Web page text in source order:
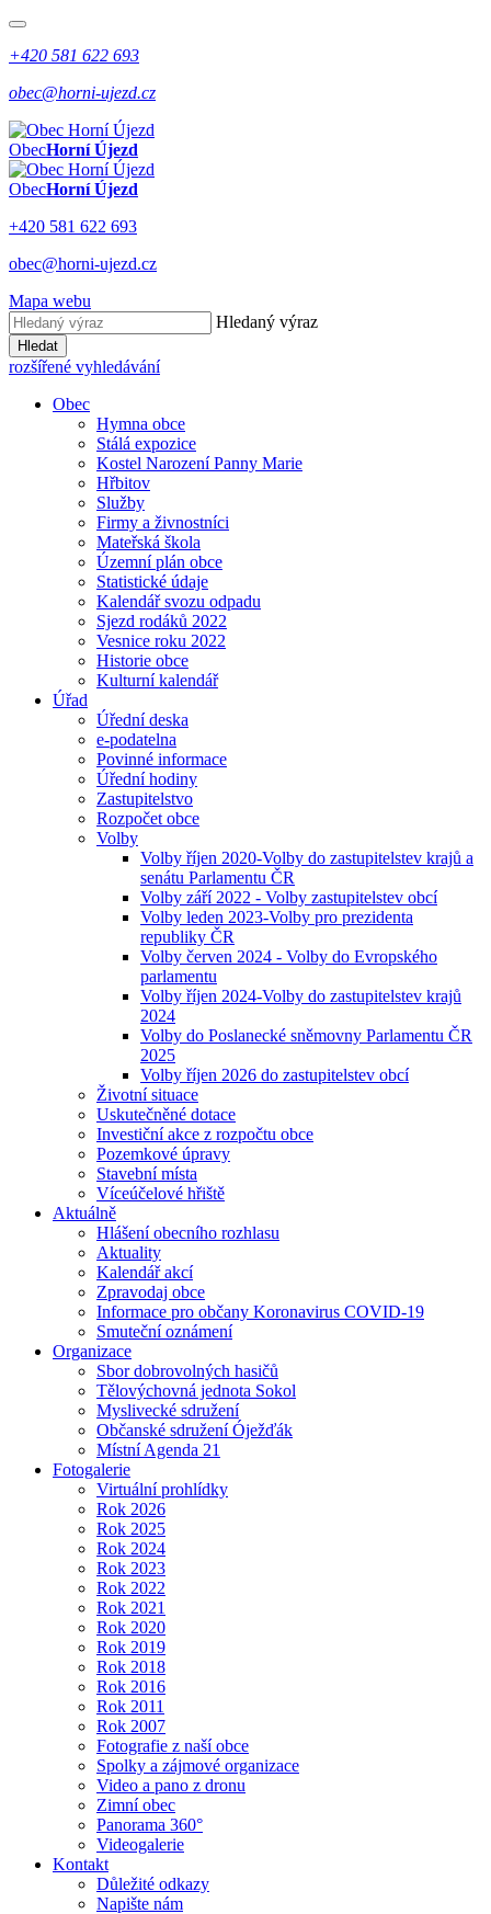
+420 581 622 693
obec@horni-ujezd.cz
ObecHorní Újezd
ObecHorní Újezd
+420 581 622 693
obec@horni-ujezd.cz
Mapa webu
Hledaný výraz
Hledat
rozšířené vyhledávání
Obec
Hymna obce
Stálá expozice
Kostel Narození Panny Marie
Hřbitov
Služby
Firmy a živnostníci
Mateřská škola
Územní plán obce
Statistické údaje
Kalendář svozu odpadu
Sjezd rodáků 2022
Vesnice roku 2022
Historie obce
Kulturní kalendář
Úřad
Úřední deska
e-podatelna
Povinné informace
Úřední hodiny
Zastupitelstvo
Rozpočet obce
Volby
Volby říjen 2020-Volby do zastupitelstev krajů a
senátu Parlamentu ČR
Volby září 2022 - Volby zastupitelstev obcí
Volby leden 2023-Volby pro prezidenta
republiky ČR
Volby červen 2024 - Volby do Evropského
parlamentu
Volby říjen 2024-Volby do zastupitelstev krajů
2024
Volby do Poslanecké sněmovny Parlamentu ČR
2025
Volby říjen 2026 do zastupitelstev obcí
Životní situace
Uskutečněné dotace
Investiční akce z rozpočtu obce
Pozemkové úpravy
Stavební místa
Víceúčelové hřiště
Aktuálně
Hlášení obecního rozhlasu
Aktuality
Kalendář akcí
Zpravodaj obce
Informace pro občany Koronavirus COVID-19
Smuteční oznámení
Organizace
Sbor dobrovolných hasičů
Tělovýchovná jednota Sokol
Myslivecké sdružení
Občanské sdružení Óježďák
Místní Agenda 21
Fotogalerie
Virtuální prohlídky
Rok 2026
Rok 2025
Rok 2024
Rok 2023
Rok 2022
Rok 2021
Rok 2020
Rok 2019
Rok 2018
Rok 2016
Rok 2011
Rok 2007
Fotografie z naší obce
Spolky a zájmové organizace
Video a pano z dronu
Zimní obec
Panorama 360°
Videogalerie
Kontakt
Důležité odkazy
Napište nám